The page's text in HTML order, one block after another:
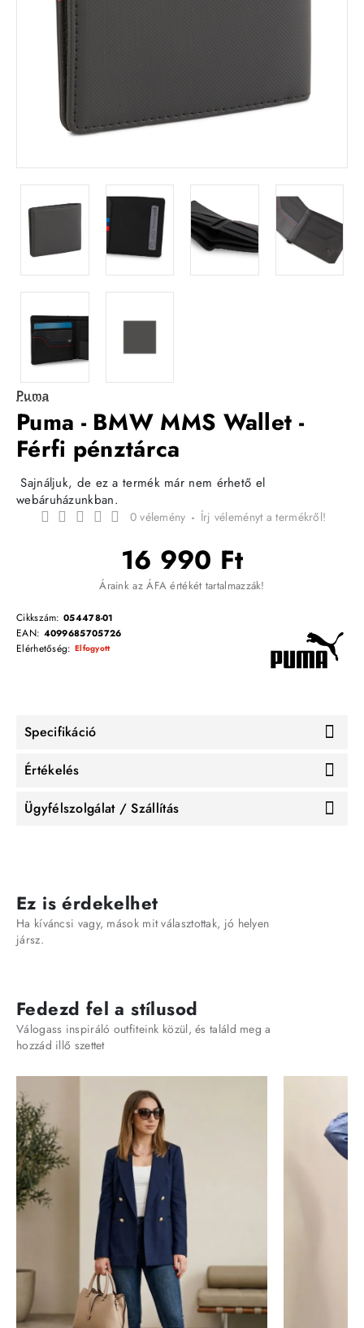
Puma
Puma - BMW MMS Wallet -
Férfi pénztárca
Sajnáljuk, de ez a termék már nem érhető el
webáruházunkban.
0 vélemény - Írj véleményt a termékről!
16 990 Ft
Áraink az ÁFA értékét tartalmazzák!
Cikkszám: 054478-01
EAN: 4099685705726
Elérhetőség: Elfogyott
Specifikáció
Értékelés
Ügyfélszolgálat / Szállítás
Ez is érdekelhet
Ha kíváncsi vagy, mások mit választottak, jó helyen
jársz.
Fedezd fel a stílusod
Válogass inspiráló outfiteink közül, és találd meg a
hozzád illő szettet